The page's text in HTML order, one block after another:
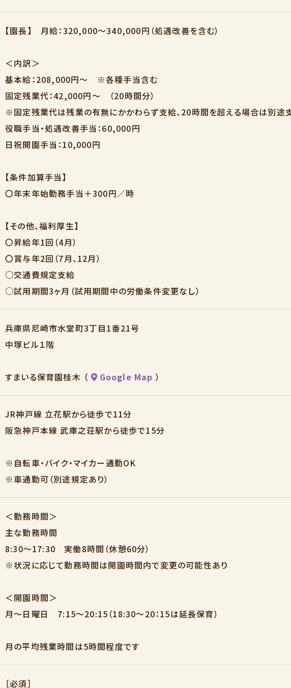
【園長】 月給：320,000～340,000円（処遇改善を含む）
＜内訳＞
基本給：208,000円～ ※各種手当含む
固定残業代：42,000円～ （20時間分）
※固定残業代は残業の有無にかかわらず支給、20時間を超える場合は別途
役職手当・処遇改善手当：60,000円
日祝開園手当：10,000円
【条件加算手当】
〇年末年始勤務手当＋300円／時
【その他、福利厚生】
〇昇給年1回（4月）
〇賞与年2回（7月、12月）
○交通費規定支給
○試用期間3ヶ月（試用期間中の労働条件変更なし）
兵庫県尼崎市水堂町3丁目1番21号
中塚ビル１階
すまいる保育園桂木 （ Google Map ）
JR神戸線 立花駅から徒歩で11分
阪急神戸本線 武庫之荘駅から徒歩で15分
※自転車・バイク・マイカー通勤OK
※車通勤可（別途規定あり）
＜勤務時間＞
主な勤務時間
8:30～17:30 実働8時間（休憩60分）
※状況に応じて勤務時間は開園時間内で変更の可能性あり
＜開園時間＞
月～日曜日 7:15～20:15（18:30～20：15は延長保育）
月の平均残業時間は5時間程度です
［必須］